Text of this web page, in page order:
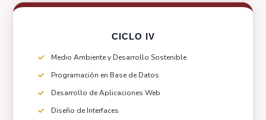
CICLO IV
Medio Ambiente y Desarrollo Sostenible
Programación en Base de Datos
Desarrollo de Aplicaciones Web
Diseño de Interfaces